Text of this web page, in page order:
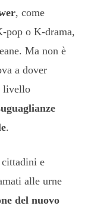
, come
pop o K-drama,
Ma non è
a dover
livello
.
cittadini e
alle urne
del nuovo